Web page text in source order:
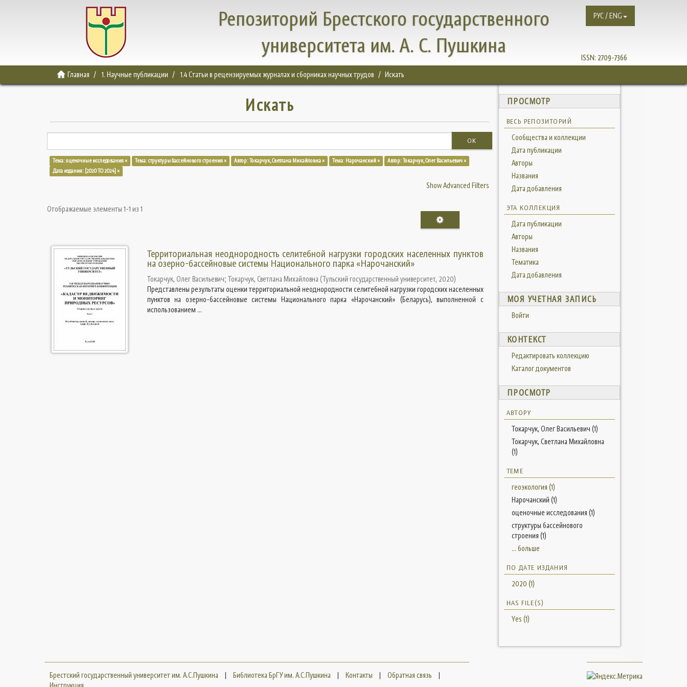
Репозиторий Брестского государственного
университета им. А. С. Пушкина
ISSN: 2709-7366
РУС / ENG
Главная 1. Научные публикации 1.4 Статьи в рецензируемых журналах и сборниках научных трудов Искать
Искать
OK
Тема: оценочные исследования × Тема: структуры бассейнового строения × Автор: Токарчук, Светлана Михайловна × Тема: Нарочанский ×
Автор: Токарчук, Олег Васильевич ×
Дата издания: [2020 TO 2024] ×
Show Advanced Filters
Отображаемые элементы 1-1 из 1
Территориальная неоднородность селитебной нагрузки городских населенных пунктов
на озерно-бассейновые системы Национального парка «Нарочанский»
Токарчук, Олег Васильевич; Токарчук, Светлана Михайловна (Тульский государственный университет, 2020)
Представлены результаты оценки территориальной неоднородности селитебной нагрузки городских населенных
пунктов на озерно-бассейновые системы Национального парка «Нарочанский» (Беларусь), выполненной с
использованием ...
ПРОСМОТР
ВЕСЬ РЕПОЗИТОРИЙ
Сообщества и коллекции
Дата публикации
Авторы
Названия
Дата добавления
ЭТА КОЛЛЕКЦИЯ
Дата публикации
Авторы
Названия
Тематика
Дата добавления
МОЯ УЧЕТНАЯ ЗАПИСЬ
Войти
КОНТЕКСТ
Редактировать коллекцию
Каталог документов
ПРОСМОТР
АВТОРУ
Токарчук, Олег Васильевич (1)
Токарчук, Светлана Михайловна
(1)
ТЕМЕ
геоэкология (1)
Нарочанский (1)
оценочные исследования (1)
структуры бассейнового
строения (1)
... больше
ПО ДАТЕ ИЗДАНИЯ
2020 (1)
HAS FILE(S)
Yes (1)
Брестский государственный университет им. А.С.Пушкина | Библиотека БрГУ им. А.С.Пушкина | Контакты | Обратная связь
|